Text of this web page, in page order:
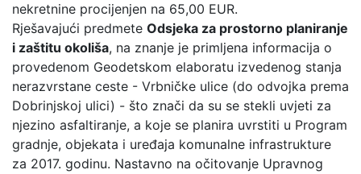
nekretnine procijenjen na 65,00 EUR.
Rješavajući predmete Odsjeka za prostorno planiranje
i zaštitu okoliša, na znanje je primljena informacija o
provedenom Geodetskom elaboratu izvedenog stanja
nerazvrstane ceste - Vrbničke ulice (do odvojka prema
Dobrinjskoj ulici) - što znači da su se stekli uvjeti za
njezino asfaltiranje, a koje se planira uvrstiti u Program
gradnje, objekata i uređaja komunalne infrastrukture
za 2017. godinu. Nastavno na očitovanje Upravnog